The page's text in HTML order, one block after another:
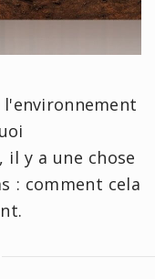
y a une chose
: comment cela